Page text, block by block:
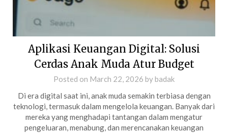
Aplikasi Keuangan Digital: Solusi
Cerdas Anak Muda Atur Budget
Posted on March 22, 2026 bybadak
Di era digital saat ini, anak muda semakin terbiasa dengan
teknologi, termasuk dalam mengelola keuangan. Banyak dari
mereka yang menghadapi tantangan dalam mengatur
pengeluaran, menabung, dan merencanakan keuangan